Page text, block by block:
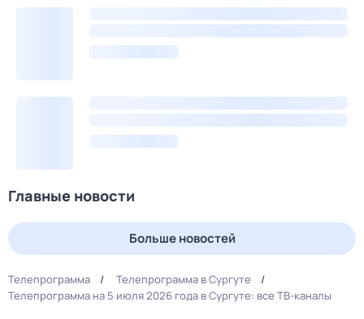
Главные новости
Больше новостей
Телепрограмма
Телепрограмма в Сургуте
Телепрограмма на 5 июля 2026 года в Сургуте: все ТВ-каналы